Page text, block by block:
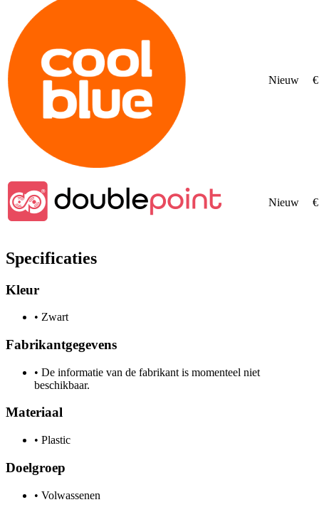
Nieuw
Nieuw
Specificaties
Kleur
• Zwart
Fabrikantgegevens
• De informatie van de fabrikant is momenteel niet
beschikbaar.
Materiaal
• Plastic
Doelgroep
• Volwassenen